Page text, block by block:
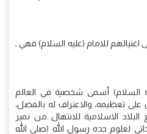
اغتيالهم للامام (عليه السلام) فهي ـ
السلام) أسمى شخصية في العالم
تعظيمه، والاعتراف له بالفضل،
الاسلامية للانتهال من نمير
لعلوم جده رسول الله (صلى الله